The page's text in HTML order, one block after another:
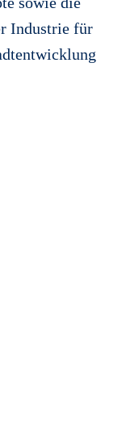
Industrie für